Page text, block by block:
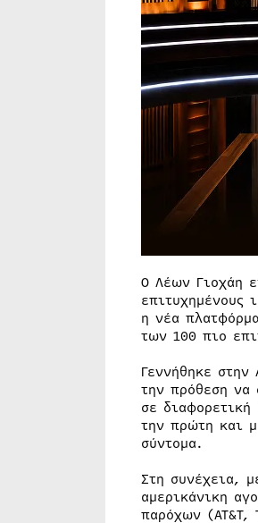
Ο Λέων Γιοχάη
επιτυχημένους
η νέα
των 100 πιο
Γεννήθηκε
την πρόθεση να
σε
την πρώτη και
σύντομα.
Στη συνέχεια,
αμερικάνικη
παρόχων